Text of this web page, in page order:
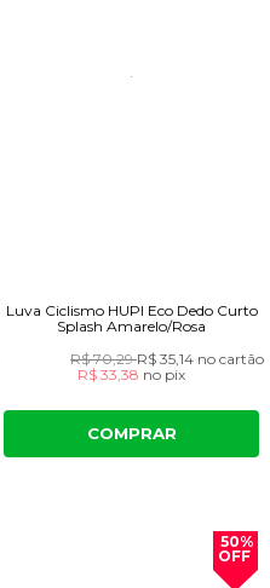
Luva Ciclismo HUPI Eco Dedo Curto
Splash Amarelo/Rosa
R$ 70,29R$ 35,14 no cartão
R$ 33,38 no pix
COMPRAR
50%
OFF